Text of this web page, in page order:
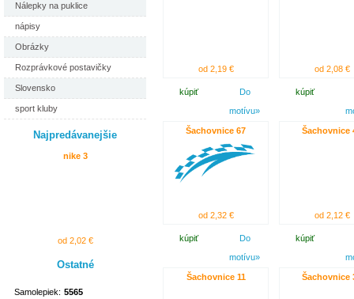
Nálepky na puklice
nápisy
Obrázky
Rozprávkové postavičky
Slovensko
sport kluby
Najpredávanejšie
nike 3
od 2,02 €
Ostatné
Samolepiek: 5565
od 2,19 €
kúpiť
Do
motívu»
od 2,08 €
kúpiť
Šachovnice 67
od 2,32 €
kúpiť
Do
motívu»
Šachovnice
od 2,12 €
kúpiť
Šachovnice 11 Šachovnice